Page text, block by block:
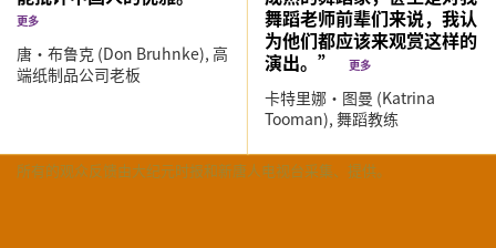
更多
唐‧布鲁克 (Don Bruhnke), 高
端纸制品公司老板
舞蹈老师前辈们来说，我认
为他们都应该来观赏这样的
演出。”更多
卡特里娜‧图曼 (Katrina
Tooman),舞蹈教练
所有的观众反馈由大纪元时报和新唐人电视台采集、提供。